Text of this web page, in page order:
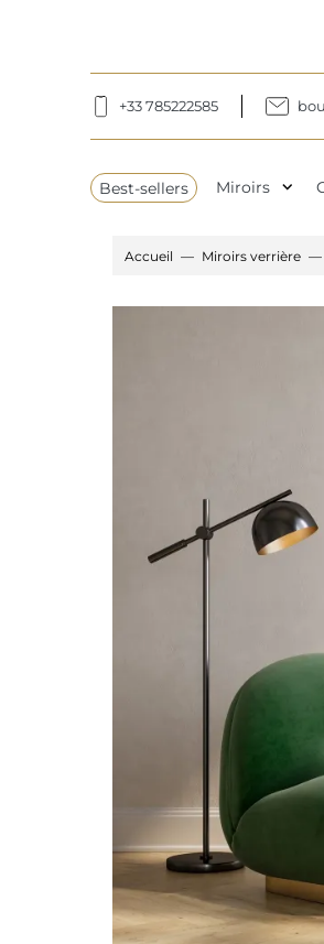
+33 785222585
Best-sellers Miroirs expand_more
Accueil Miroirs verrière